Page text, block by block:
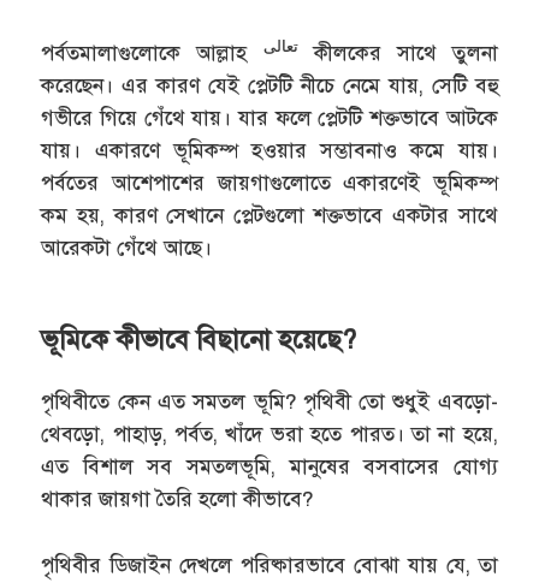
পর্বতমালাগুলোকে আল্লাহ تعالىকীলকের সাথে তুলনা
করেছেন। এর কারণ যেই প্লেটটি নীচে নেমে যায়, সেটি বহু
গভীরে গিয়ে গেঁথে যায়। যার ফলে প্লেটটি শক্তভাবে আটকে
যায়। একারণে ভূমিকম্প হওয়ার সম্ভাবনাও কমে যায়।
পর্বতের আশেপাশের জায়গাগুলোতে একারণেই ভূমিকম্প
কম হয়, কারণ সেখানে প্লেটগুলো শক্তভাবে একটার সাথে
আরেকটা গেঁথে আছে।
ভূমিকে কীভাবে বিছানো হয়েছে?
পৃথিবীতে কেন এত সমতল ভূমি? পৃথিবী তো শুধুই এবড়ো-
থেবড়ো, পাহাড়, পর্বত, খাঁদে ভরা হতে পারত। তা না হয়ে,
এত বিশাল সব সমতলভূমি, মানুষের বসবাসের যোগ্য
থাকার জায়গা তৈরি হলো কীভাবে?
পৃথিবীর ডিজাইন দেখলে পরিষ্কারভাবে বোঝা যায় যে, তা